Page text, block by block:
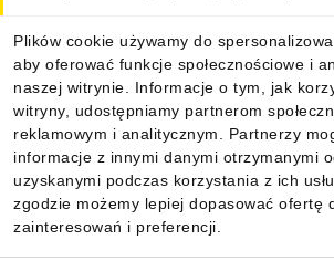
Plików cookie używamy do
aby oferować funkcje społecznościowe i
naszej witrynie. Informacje o tym, jak
witryny, udostępniamy partnerom
reklamowym i analitycznym. Partnerzy
informacje z innymi danymi otrzymanymi
uzyskanymi podczas korzystania z ich
zgodzie możemy lepiej dopasować ofertę
zainteresowań i preferencji.
Informacje
Pobierz naszą aplikację